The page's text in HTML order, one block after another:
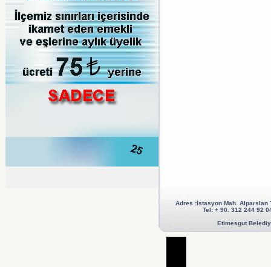
Adres :İstasyon Mah. Alparslan
Tel: + 90. 312 244 92
Etimesgut